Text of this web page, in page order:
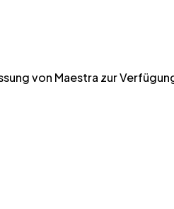
von Maestra zur